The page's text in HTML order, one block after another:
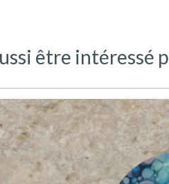
être intéressé